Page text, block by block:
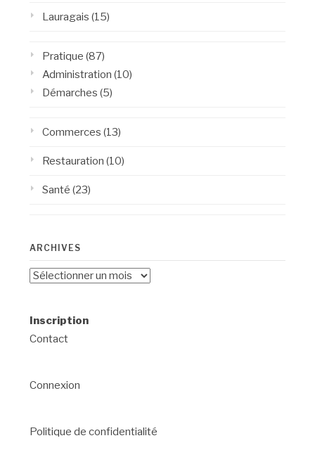
Lauragais (15)
Pratique (87)
Administration (10)
Démarches (5)
Commerces (13)
Restauration (10)
Santé (23)
ARCHIVES
Archives
Inscription
Contact
Connexion
Politique de confidentialité